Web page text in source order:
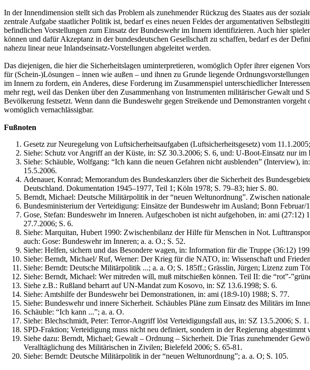
In der Innendimension stellt sich das Problem als zunehmender Rückzug des Staates aus der
zentrale Aufgabe staatlicher Politik ist, bedarf es eines neuen Feldes der argumentativen
befindlichen Vorstellungen zum Einsatz der Bundeswehr im Innern identifizieren. Auch hier
können und dafür Akzeptanz in der bundesdeutschen Gesellschaft zu schaffen, bedarf es der
nahezu linear neue Inlandseinsatz-Vorstellungen abgeleitet werden.
Das diejenigen, die hier die Sicherheitslagen uminterpretieren, womöglich Opfer ihrer eigenen
für (Schein-)Lösungen – innen wie außen – und ihnen zu Grunde liegende
im Innern zu fordern, ein Anderes, diese Forderung im Zusammenspiel unterschiedlicher
mehr regt, weil das Denken über den Zusammenhang von Instrumenten militärischer Gewalt
Bevölkerung festsetzt. Wenn dann die Bundeswehr gegen Streikende und Demonstranten
womöglich vernachlässigbar.
Fußnoten
Gesetz zur Neuregelung von Luftsicherheitsaufgaben (Luftsicherheitsgesetz) vom
Siehe: Schutz vor Angriff an der Küste, in: SZ 30.3.2006; S. 6, und: U-Boot-Einsatz nur
Siehe: Schäuble, Wolfgang: “Ich kann die neuen Gefahren nicht ausblenden”
15.5.2006.
Adenauer, Konrad; Memorandum des Bundeskanzlers über die Sicherheit des
Deutschland. Dokumentation 1945–1977, Teil 1; Köln 1978; S. 79–83; hier S. 80.
Berndt, Michael: Deutsche Militärpolitik in der “neuen Weltunordnung”. Zwischen
Bundesministerium der Verteidigung: Einsätze der Bundeswehr im Ausland; Bonn Februar/
Gose, Stefan: Bundeswehr im Inneren. Aufgeschoben ist nicht aufgehoben, in: ami
27.7.2006; S. 6.
Siehe: Marquitan, Hubert 1990: Zwischenbilanz der Hilfe für Menschen in Not.
auch: Gose: Bundeswehr im Inneren; a. a. O.; S. 52.
Siehe: Helfen, sichern und das Besondere wagen, in: Information für die Truppe (36:12)
Siehe: Berndt, Michael/ Ruf, Werner: Der Krieg für die NATO, in: Wissenschaft und
Siehe: Berndt: Deutsche Militärpolitik ...; a. a. O; S. 185ff.; Grässlin, Jürgen; Lizenz zum
Siehe: Berndt, Michael: Wer mitreden will, muß mitschießen können. Teil II: die “rot”-
Siehe z.B.: Rußland beharrt auf UN-Mandat zum Kosovo, in: SZ 13.6.1998; S. 6.
Siehe: Amtshilfe der Bundeswehr bei Demonstrationen, in: ami (18:9-10) 1988; S. 77.
Siehe: Bundeswehr und innere Sicherheit. Schäubles Pläne zum Einsatz des Militärs im
Schäuble: “Ich kann ...”; a. a. O.
Siehe: Blechschmidt, Peter: Terror-Angriff löst Verteidigungsfall aus, in: SZ 13.5.2006; S. 1.
SPD-Fraktion; Verteidigung muss nicht neu definiert, sondern in der Regierung abgestimmt
Siehe dazu: Berndt, Michael; Gewalt – Ordnung – Sicherheit. Die Trias zunehmender
Veralltäglichung des Militärischen in Zivilen; Bielefeld 2006; S. 65-81.
Siehe: Berndt: Deutsche Militärpolitik in der “neuen Weltunordnung”; a. a. O; S. 105.